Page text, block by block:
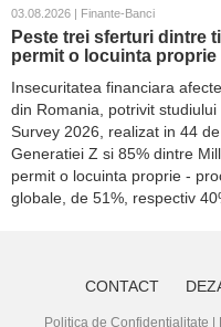
03.08.2026 | Finante-Banci
Peste trei sferturi dintre
permit o locuinta proprie
Insecuritatea financiara
din Romania, potrivit
Survey 2026, realizat in 44
Generatiei Z si 85% dintre
permit o locuinta proprie -
globale, de 51%, respectiv
CONTACT
Politica de Confidențialitate